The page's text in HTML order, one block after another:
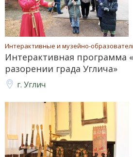
Интерактивные и музейно-
Интерактивная программа
разорении града Углича»
г. Углич